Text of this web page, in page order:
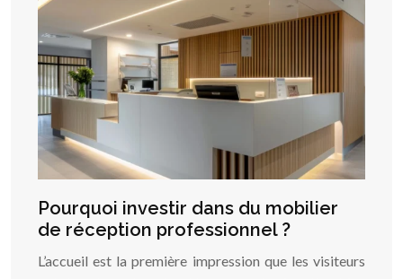
Pourquoi investir dans du mobilier
de réception professionnel ?
L’accueil est la première impression que les visiteurs